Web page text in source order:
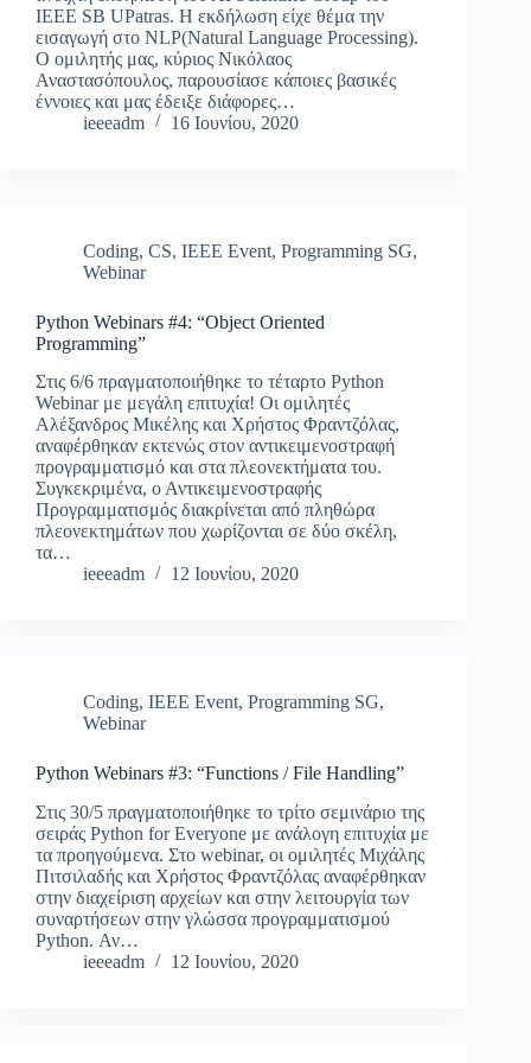
IEEE SB UPatras. Η εκδήλωση είχε θέμα την
εισαγωγή στο NLP(Natural Language Processing).
Ο ομιλητής μας, κύριος Νικόλαος
Αναστασόπουλος, παρουσίασε κάποιες βασικές
έννοιες και μας έδειξε διάφορες…
ieeeadm
16 Ιουνίου, 2020
Coding, CS, IEEE Event, Programming SG,
Webinar
Python Webinars #4: “Object Oriented
Programming”
Στις 6/6 πραγματοποιήθηκε το τέταρτο Python
Webinar με μεγάλη επιτυχία! Οι ομιλητές
Αλέξανδρος Μικέλης και Χρήστος Φραντζόλας,
αναφέρθηκαν εκτενώς στον αντικειμενοστραφή
προγραμματισμό και στα πλεονεκτήματα του.
Συγκεκριμένα, ο Αντικειμενοστραφής
Προγραμματισμός διακρίνεται από πληθώρα
πλεονεκτημάτων που χωρίζονται σε δύο σκέλη,
τα…
ieeeadm
12 Ιουνίου, 2020
Coding, IEEE Event, Programming SG,
Webinar
Python Webinars #3: “Functions / File Handling”
Στις 30/5 πραγματοποιήθηκε το τρίτο σεμινάριο της
σειράς Python for Everyone με ανάλογη επιτυχία με
τα προηγούμενα. Στο webinar, οι ομιλητές Μιχάλης
Πιτσιλαδής και Χρήστος Φραντζόλας αναφέρθηκαν
στην διαχείριση αρχείων και στην λειτουργία των
συναρτήσεων στην γλώσσα προγραμματισμού
Python. Αν…
ieeeadm
12 Ιουνίου, 2020